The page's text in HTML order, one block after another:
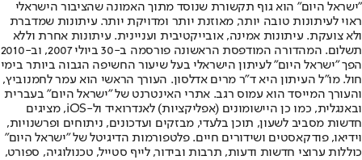
"ישראל היום" הוא גוף תקשורת שנוסד מתוך האמונה שהציבור הישראלי
ראוי לעיתונות טובה יותר, מאוזנת יותר ומדויקת יותר. עיתונות שמדברת
ולא צועקת. עיתונות אמינה, אובייקטיבית ועניינית. עיתונות אחרת וללא
תשלום. המהדורה המודפסת הראשונה פורסמה ב-30 ביולי 2007, וב-2010
הפך "ישראל היום" לעיתון הישראלי בעל שיעור החשיפה הגבוה ביותר בימי
חול. מו"ל העיתון היא ד"ר מרים אדלסון. העורך הראשי הוא עמר לחמנוביץ,
והעורך המייסד הוא עמוס רגב. אתרי האינטרנט של "ישראל היום" בעברית
ובאנגלית, כמו כן היישומונים (אפליקציות) לאנדרואיד ול-iOS, מציגים
חדשות מסביב לשעון, תוכן בלעדי, מבזקים ועדכונים, ניתוחים ופרשנויות,
וידיאו, פודקאסטים ושידורים חיים. פלטפורמות הדיגיטל של "ישראל היום"
כוללות ערוצי חדשות ודעות, תרבות ובידור, לייף סטייל, טכנולוגיה, ספורט,